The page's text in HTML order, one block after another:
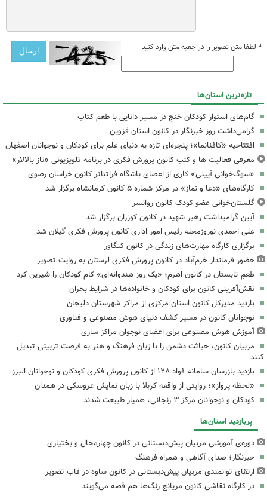
* لطفا متن تصویر را در جعبه متن وارد کنید
تازه‌ترین استان‌ها
گام‌های استوار کودکان خنج در مسیر دانایی با طعم کتاب
گرامی‌داشت روز خبرنگار در کانون استان قزوین
افتتاحیه «کافنانما»؛ پنجره‌ای تازه به دنیای علم برای کودکان و نوجوانان اصفهان
معرفی فعالیت ها و کتب کانون پرورش فکری در برنامه تلویزیونی «ناز بالالار»
«سوگ‌خوانی آیینی» کاری از اعضای باشگاه فراتئاتر کانون خراسان رضوی
کارگاه‌های «دعا و نماز» در مرکز شماره ۵ کانون کرمانشاه برگزار شد
گلستان‌خوانی عضو کودک کانون روانسر
آیین گرامیداشت رهبر شهید در کانون کوزران برگزار شد
علی احمدی نوروزمحله رئیس امور اداری کانون پرورش فکری گیلان شد
برگزاری کارگاه مهارت‌های زندگی در کانون کنگاور
حضور فرماندار خرم‌آباد در کانون پرورش فکری لرستان به روایت تصویر
طعمِ تابستان در کانون اهرم؛ «یک روز هندوانه‌ای» کام کودکان را شیرین کرد
نقش‌آفرینی کانون برای کودکان و خانواده‌ها در شرایط بحران
بازدید مدیرکل کانون استان مرکزی از مراکز شهرستان دلیجان
نوجوانان کانون در مسیر کشف دنیای هوش مصنوعی و فناوری
آموزش هوش مصنوعی برای اعضای نوجوان مراکز ساری
مربیان کانون، خباثت دشمن را با زبان فرهنگ و هنر به فرصت تربیتی تبدیل
کنند
بازدید بازرسان سامانه فواد ۱۲۸ از کانون پرورش فکری کودکان و نوجوانان البرز
«لحظه پرواز»؛ روایتی از واقعه کربلا با زبان نمایش عروسکی در همدان
کودکان و نوجوانان مرکز ۳ زنجانی، همیار طبیعت شدند
پربازدید استان‌ها
دوره‌ی آموزشی مربیان پیش‌دبستانی در کانون چهارمحال و بختیاری
خبرنگار؛ صدای آگاهی و همراه فرهنگ
ارتقای توانمندی مربیان پیش‌دبستانی در کانون ساوه در قاب تصویر
در کارگاه نقاشی کانون مریانج رنگ‌ها هم قصه می‌گویند